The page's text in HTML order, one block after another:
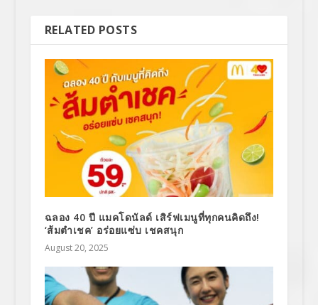
RELATED POSTS
ฉลอง 40 ปี แมคโดนัลด์ เสิร์ฟเมนูที่ทุกคนคิดถึง!
‘ส้มตำเชค’ อร่อยแซ่บ เชคสนุก
August 20, 2025